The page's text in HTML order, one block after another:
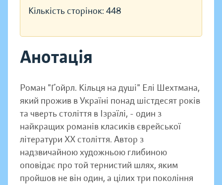
Кількість сторінок: 448
Анотація
Роман "Ґойрл. Кільця на душі" Елі Шехтмана,
який прожив в Україні понад шістдесят років
та чверть століття в Ізраїлі, - один з
найкращих романів класиків єврейської
літератури ХХ століття. Автор з
надзвичайною художньою глибиною
оповідає про той тернистий шлях, яким
пройшов не він один, а цілих три покоління